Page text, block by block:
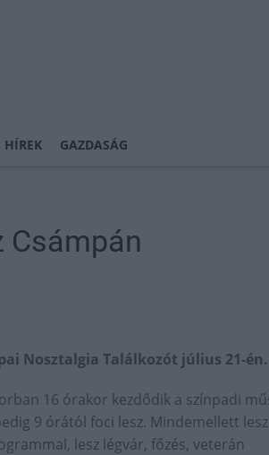
HÍREK GAZDASÁG
Csámpán
Nosztalgia Találkozót július 21-én.
16 órakor kezdődik a színpadi
9 órától foci lesz. Mindemellett
lesz légvár, főzés, veterán